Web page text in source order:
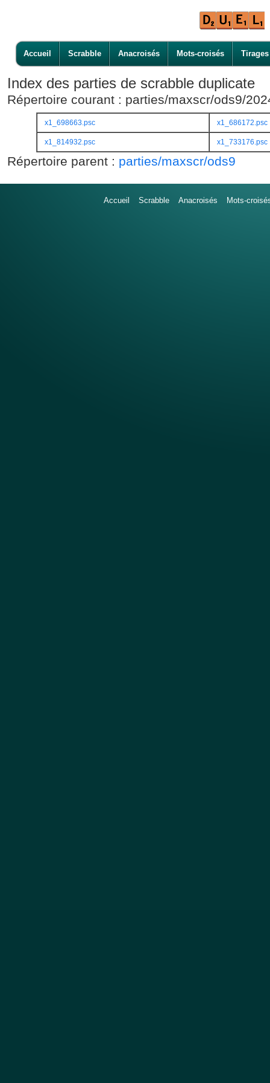
Accueil Scrabble Anacroisés Mots-croisés Tirages
Index des parties de scrabble duplicate
Répertoire courant : parties/maxscr/ods9/
x1_698663.psc x1_686172.psc
x1_814932.psc x1_733176.psc
Répertoire parent : parties/maxscr/ods9
Accueil Scrabble Anacroisés Mots-